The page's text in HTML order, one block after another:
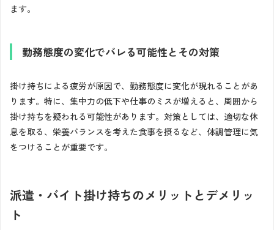
ます。
勤務態度の変化でバレる可能性とその対策
掛け持ちによる疲労が原因で、勤務態度に変化が現れることがあ
ります。特に、集中力の低下や仕事のミスが増えると、周囲から
掛け持ちを疑われる可能性があります。対策としては、適切な休
息を取る、栄養バランスを考えた食事を摂るなど、体調管理に気
をつけることが重要です。
派遣・バイト掛け持ちのメリットとデメリッ
ト